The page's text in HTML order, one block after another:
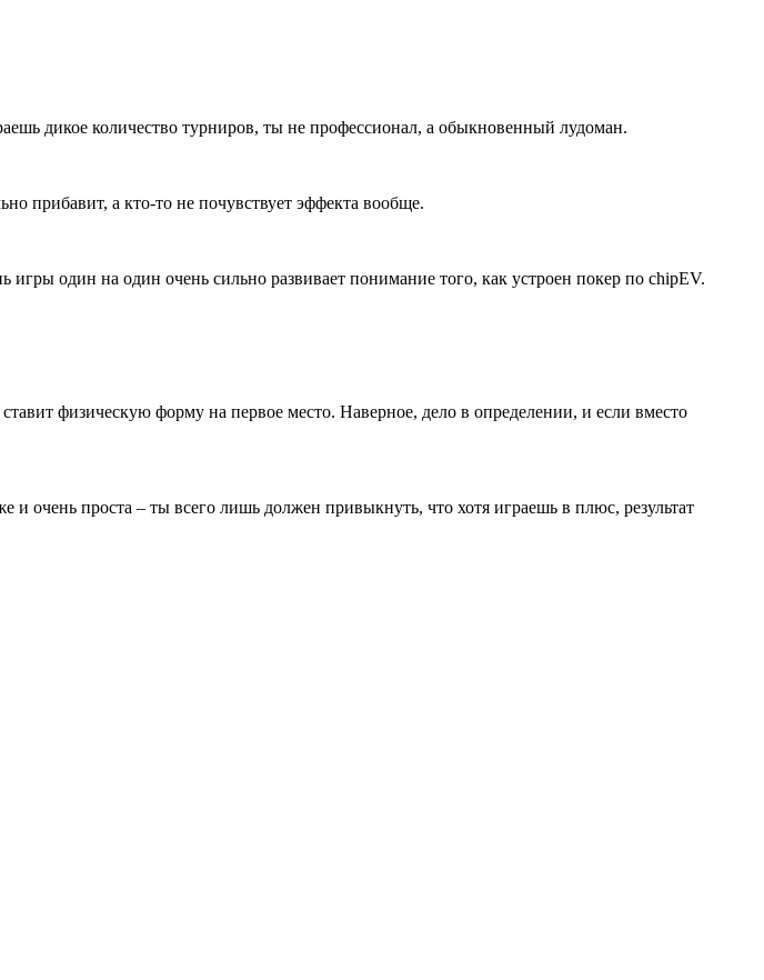
дикое количество турниров, ты не профессионал, а обыкновенный лудоман.
прибавит, а кто-то не почувствует эффекта вообще.
один на один очень сильно развивает понимание того, как устроен покер по chipEV.
физическую форму на первое место. Наверное, дело в определении, и если вместо
очень проста – ты всего лишь должен привыкнуть, что хотя играешь в плюс, результат